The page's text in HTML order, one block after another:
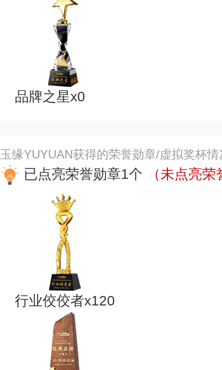
品牌之星x0
玉缘YUYUAN获得的荣誉勋章/虚拟奖杯情
已点亮荣誉勋章1个 （未点亮
行业佼佼者x120